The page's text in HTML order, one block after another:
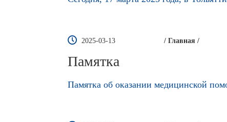
2025-03-13 / Главная /
Памятка
Памятка об оказании медицинской